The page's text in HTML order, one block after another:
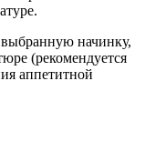
начинку,
(рекомендуется
аппетитной